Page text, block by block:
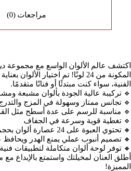
مراجعات (0)
اكتشف عالم الألوان الواسع مع مجموعة
المكونة من 24 لونًا! تم اختيار
الفنية، سواء كنت مبتدئًا أو فنانًا متقدمًا.
🔹 تركيبة عالية الجودة بألوان مشبعة
🔹 تجانس ممتاز وسهولة في المزج
🔹 مناسبة للرسم على عدة أسطح مثل
🔹 تغطية قوية وسرعة في الجفاف
🔸 تحتوي العبوة على 24 عصارة ألوان بحجم 5 مل
🔸 تصميم أنبوب عملي يمنع الهدر ويحافظ
🔸 توفر لوحة ألوان متكاملة لتطبيقات
أطلق العنان لمخيلتك واستمتع بالإبداع مع
المميزة!